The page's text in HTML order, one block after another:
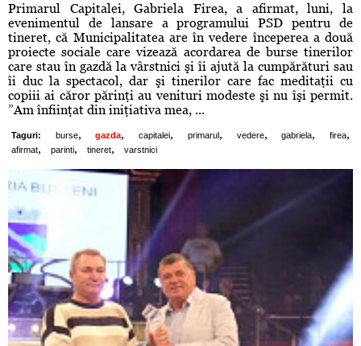
Primarul Capitalei, Gabriela Firea, a afirmat, luni, la
evenimentul de lansare a programului PSD pentru de
tineret, că Municipalitatea are în vedere începerea a două
proiecte sociale care vizează acordarea de burse tinerilor
care stau în gazdă la vârstnici şi îi ajută la cumpărături sau
îi duc la spectacol, dar şi tinerilor care fac meditaţii cu
copiii ai căror părinţi au venituri modeste şi nu îşi permit.
”Am înfiinţat din iniţiativa mea, ...
Taguri: burse, gazda, capitalei, primarul, vedere, gabriela, firea,
afirmat, parinti, tineret, varstnici